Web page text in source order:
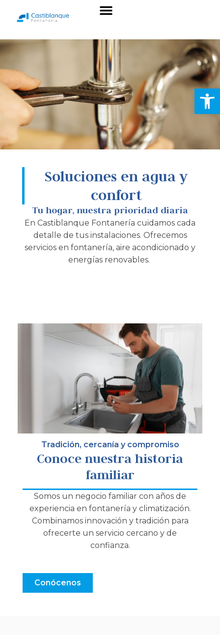
Soluciones en agua y
confort
Tu hogar, nuestra prioridad diaria
En Castiblanque Fontanería cuidamos cada
detalle de tus instalaciones. Ofrecemos
servicios en fontanería, aire acondicionado y
energías renovables.
Tradición, cercanía y compromiso
Conoce nuestra historia
familiar
Somos un negocio familiar con años de
experiencia en fontanería y climatización.
Combinamos innovación y tradición para
ofrecerte un servicio cercano y de
confianza.
Conócenos